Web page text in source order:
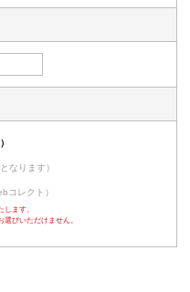
なります）
コレクト）
ます。
びいただけません。